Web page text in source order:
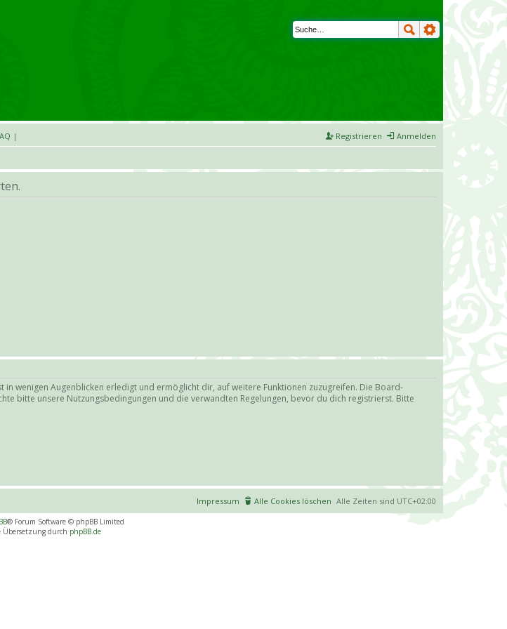
| Anmelden
Registrieren
wenigen Augenblicken erledigt und ermöglicht dir, auf weitere Funktionen zuzugreifen. Die Board-
bitte unsere Nutzungsbedingungen und die verwandten Regelungen, bevor du dich registrierst. Bitte
Alle Zeiten sind UTC+02:00
Alle Cookies löschen
Impressum
® Forum Software © phpBB Limited
Übersetzung durch phpBB.de